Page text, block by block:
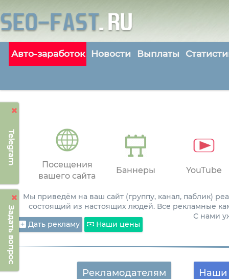
Telegram
Задать вопрос
Авто-заработок Новости Выплаты
Посещения
вашего сайта
Баннеры YouTube
Мы приведём на ваш сайт (группу, канал, паблик)
состоящий из настоящих людей. Все рекламные
С нами
Дать рекламу
Наши цены
Рекламодателям Наши